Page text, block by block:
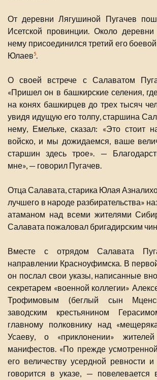
От деревни Лягушиной Пугачев
Исетской провинции. Около
нему присоединился третий его
Юлаев5.
О своей встрече с Салаватом
«Пришел он в башкирские селения,
на конях башкирцев до трех тысяч
увидя идущую его толпу, старшина
нему, Емельке, сказал: «Это стоит
войско, и мы дожидаемся, ваше
старшин здесь трое». —
мне», — говорил Пугачев.
Отца Салавата, старика Юлая
лучшего в народе разбирательства»
атаманом над всеми жителями
Салавата пожаловал бригадирским
Вместе с отрядом Салавата
направлении Красноуфимска. В
он послал свои указы, написанные
секретарем «военной коллегии»
Трофимовым (беглый сын
заводским крестьянином
главному полковнику над
Усаеву, о «приклонении»
манифестов. «По прежде
его величеству усердной ревности
говорится в указе, — повелевается